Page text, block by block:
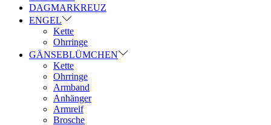
DAGMARKREUZ
ENGEL
Kette
Ohrringe
GÄNSEBLÜMCHEN
Kette
Ohrringe
Armband
Anhänger
Armreif
Brosche